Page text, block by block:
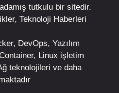
tutkulu bir sitedir.
Teknoloji Haberleri
DevOps, Yazılım
Container, Linux işletim
teknolojileri ve daha